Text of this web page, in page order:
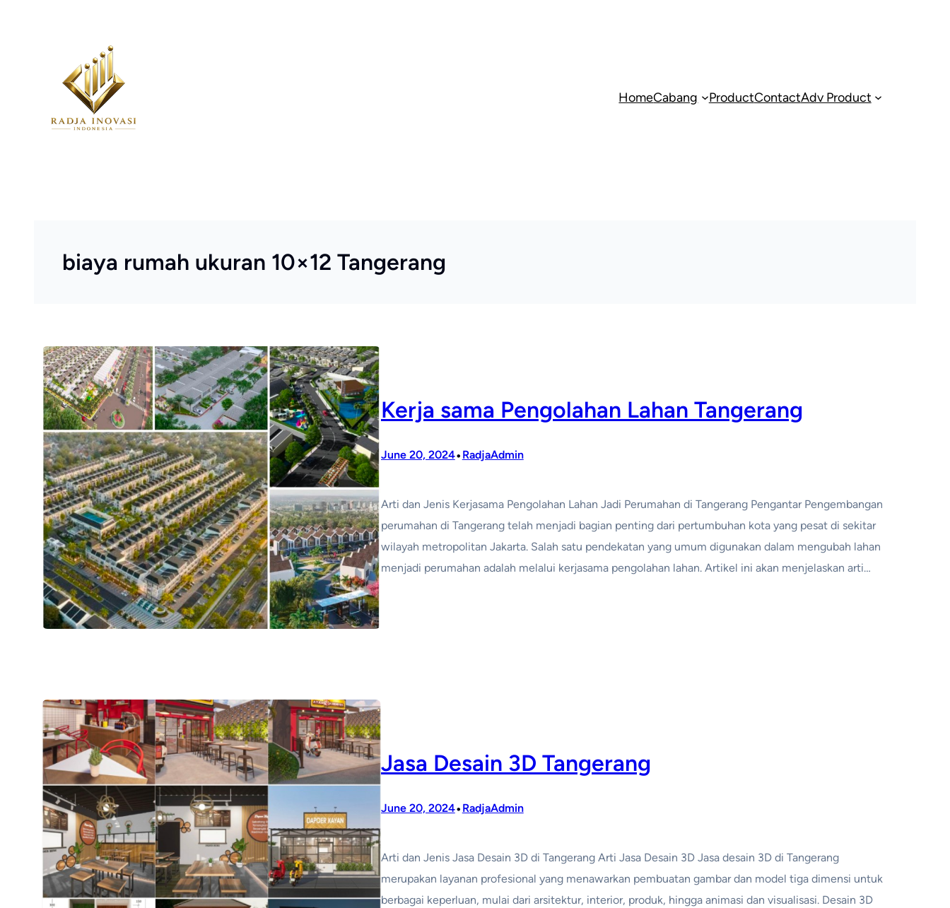
HomeCabang ProductContactAdv Product
biaya rumah ukuran 10×12 Tangerang
Kerja sama Pengolahan Lahan Tangerang
June 20, 2024•RadjaAdmin
Arti dan Jenis Kerjasama Pengolahan Lahan Jadi Perumahan di Tangerang Pengantar Pengembangan
perumahan di Tangerang telah menjadi bagian penting dari pertumbuhan kota yang pesat di sekitar
wilayah metropolitan Jakarta. Salah satu pendekatan yang umum digunakan dalam mengubah lahan
menjadi perumahan adalah melalui kerjasama pengolahan lahan. Artikel ini akan menjelaskan arti…
Jasa Desain 3D Tangerang
June 20, 2024•RadjaAdmin
Arti dan Jenis Jasa Desain 3D di Tangerang Arti Jasa Desain 3D Jasa desain 3D di Tangerang
merupakan layanan profesional yang menawarkan pembuatan gambar dan model tiga dimensi untuk
berbagai keperluan, mulai dari arsitektur, interior, produk, hingga animasi dan visualisasi. Desain 3D